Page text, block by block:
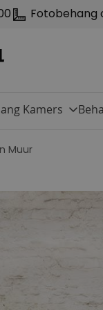
Fotobehang
Kamers
Muur